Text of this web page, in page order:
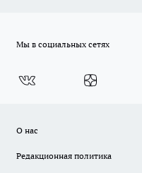
Мы в социальных сетях
О нас
Редакционная политика